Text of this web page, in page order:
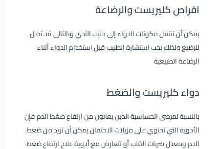
اقراص كليريست والرضاعة
يمكن أن تنتقل مكونات الدواء إلى حليب الثدي وبالتالى قد تصل
للرضيع ولذلك يجب استشارة الطبيب قبل استخدام الدواء أثناء
الرضاعة الطبيعية
دواء كليريست والضغط
بالنسبة لمرضى الحساسية الذين يعانون من ارتفاع ضغط الدم فإن
الأدوية التي تحتوي على مزيلات الاحتقان يمكن أن تزيد من ضغط
الدم ومعدل ضربات القلب أو تتعارض مع أدوية علاج ارتفاع ضغط